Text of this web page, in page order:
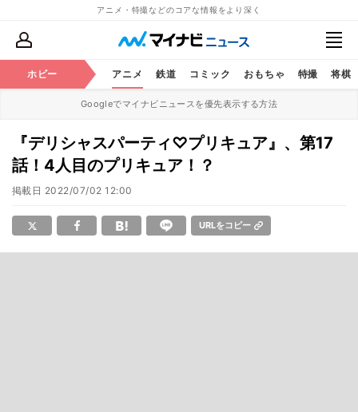
アニメ・特撮などのコアな情報をより深く
ホビー アニメ 鉄道 コミック おもちゃ 特撮 将棋
Googleでマイナビニュースを優先表示する方法
『デリシャスパーティ♡プリキュア』、第17
話！4人目のプリキュア！？
掲載日 2022/07/02 12:00
URLをコピー